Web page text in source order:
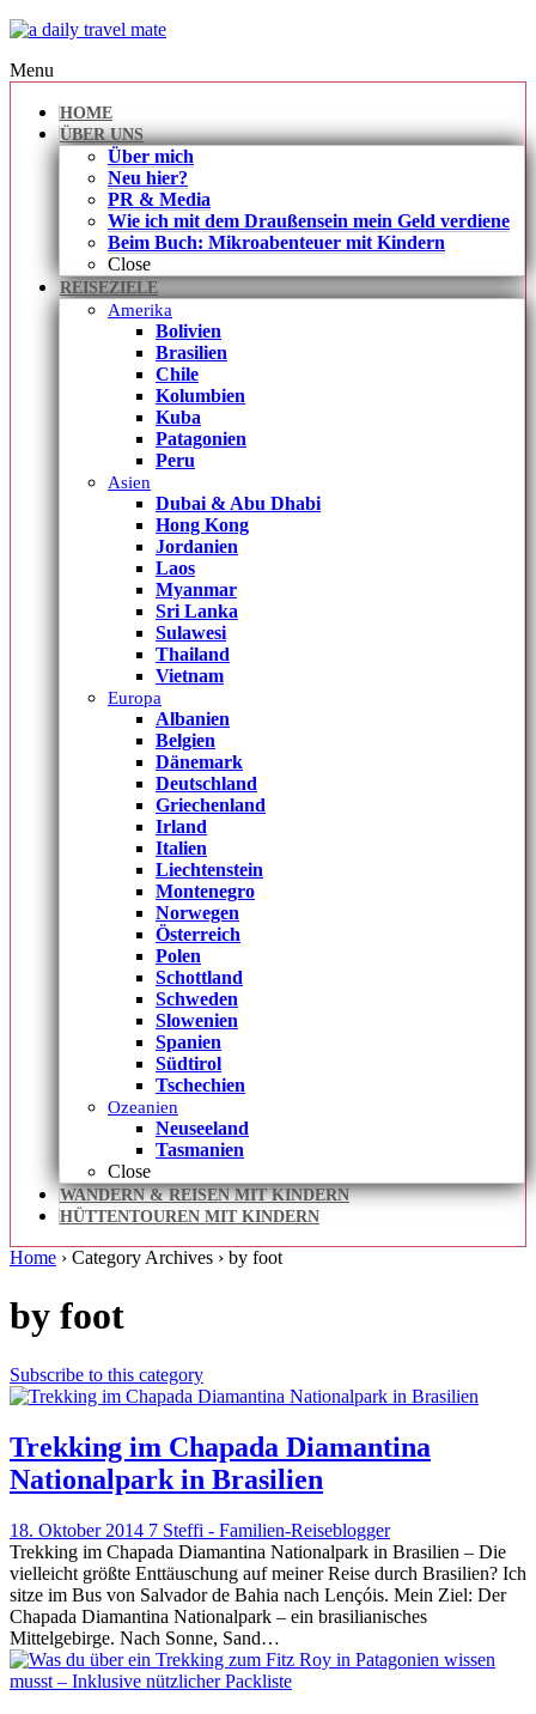
Menu
HOME
ÜBER UNS
Über mich
Neu hier?
PR & Media
Wie ich mit dem Draußensein mein Geld verdiene
Beim Buch: Mikroabenteuer mit Kindern
Close
REISEZIELE
Amerika
Bolivien
Brasilien
Chile
Kolumbien
Kuba
Patagonien
Peru
Asien
Dubai & Abu Dhabi
Hong Kong
Jordanien
Laos
Myanmar
Sri Lanka
Sulawesi
Thailand
Vietnam
Europa
Albanien
Belgien
Dänemark
Deutschland
Griechenland
Irland
Italien
Liechtenstein
Montenegro
Norwegen
Österreich
Polen
Schottland
Schweden
Slowenien
Spanien
Südtirol
Tschechien
Ozeanien
Neuseeland
Tasmanien
Close
WANDERN & REISEN MIT KINDERN
HÜTTENTOUREN MIT KINDERN
Home › Category Archives › by foot
by foot
Subscribe to this category
Trekking im Chapada Diamantina
Nationalpark in Brasilien
18. Oktober 2014 7 Steffi - Familien-Reiseblogger
Trekking im Chapada Diamantina Nationalpark in Brasilien – Die
vielleicht größte Enttäuschung auf meiner Reise durch Brasilien? Ich
sitze im Bus von Salvador de Bahia nach Lençóis. Mein Ziel: Der
Chapada Diamantina Nationalpark – ein brasilianisches
Mittelgebirge. Nach Sonne, Sand…